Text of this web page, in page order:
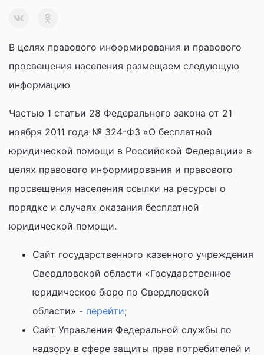
В целях правового информирования и правового
просвещения населения размещаем следующую
информацию
Частью 1 статьи 28 Федерального закона от 21
ноября 2011 года № 324-ФЗ «О бесплатной
юридической помощи в Российской Федерации» в
целях правового информирования и правового
просвещения населения ссылки на ресурсы о
порядке и случаях оказания бесплатной
юридической помощи.
Сайт государственного казенного учреждения
Свердловской области «Государственное
юридическое бюро по Свердловской
области» - перейти;
Сайт Управления Федеральной службы по
надзору в сфере защиты прав потребителей и